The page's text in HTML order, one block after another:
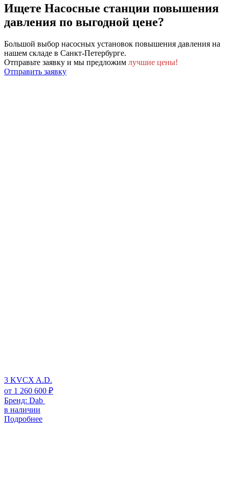
Ищете Насосные станции повышения
давления по выгодной цене?
Большой выбор насосных установок повышения давления на
нашем складе в Санкт-Петербурге.
Отправьте заявку и мы предложим лучшие цены!
Отправить заявку
3 KVCX A.D.
от 1 260 600 ₽
Бренд: Dab
в наличии
Подробнее